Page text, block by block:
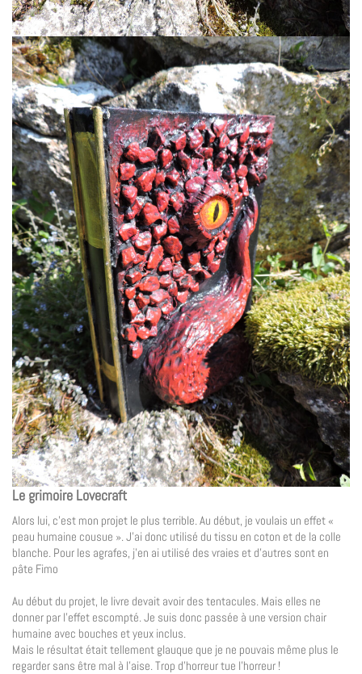
Le grimoire Lovecraft
Alors lui, c’est mon projet le plus terrible. Au début, je voulais un effet «
peau humaine cousue ». J’ai donc utilisé du tissu en coton et de la colle
blanche. Pour les agrafes, j’en ai utilisé des vraies et d’autres sont en
pâte Fimo
Au début du projet, le livre devait avoir des tentacules. Mais elles ne
donner par l’effet escompté. Je suis donc passée à une version chair
humaine avec bouches et yeux inclus.
Mais le résultat était tellement glauque que je ne pouvais même plus le
regarder sans être mal à l’aise. Trop d’horreur tue l’horreur !